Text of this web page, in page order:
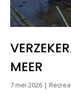
MEER
7 mei 2026 |